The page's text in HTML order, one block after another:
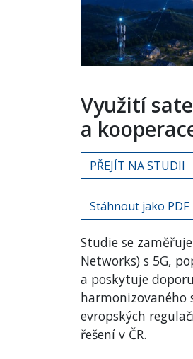
Využití
a
PŘEJÍT NA STUDII
Stáhnout jako PDF
Studie se
Networks) s 5G,
a poskytuje
evropských
řešení v ČR.